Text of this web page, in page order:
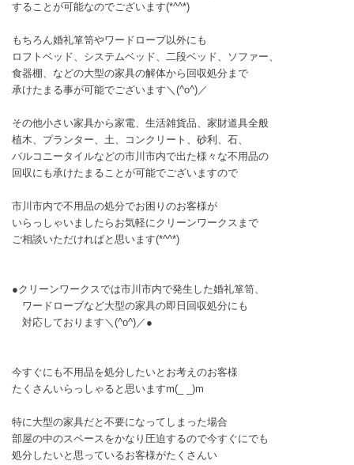
することが可能なのでございます(*^^*)
もちろん婚礼箪笥やワードローブ以外にも
ロフトベッド、システムベッド、二段ベッド、ソファー、
食器棚、などの大型の家具の解体から回収処分まで
承けたまる事が可能でございます＼(^o^)／
その他小さい家具から家電、生活雑貨品、家財道具全般
植木、プランター、土、コンクリート、砂利、石、
バルコニータイルなどの市川市内で出た様々な不用品の
回収にも承けたまることが可能でございますので
市川市内で不用品の処分でお困りのお客様が
いらっしゃいましたらお気軽にクリーンワークスまで
ご相談いただければと思います(*^^*)
●クリーンワークスでは市川市内で発生した婚礼箪笥、
ワードローブなど大型の家具の即日回収処分にも
対応しております＼(^o^)／●
今すぐにも不用品を処分したいとお考えのお客様
たくさんいらっしゃると思いますm(_ _)m
特に大型の家具だと不要になってしまった場合
部屋の中のスペースをかなり圧迫するので今すぐにでも
処分したいと思っているお客様がたくさんい